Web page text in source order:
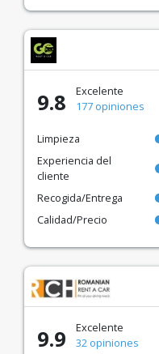
9.8
Excelente
177 opiniones
Limpieza
Experiencia del
cliente
Recogida/Entrega
Calidad/Precio
9.9
Excelente
32 opiniones